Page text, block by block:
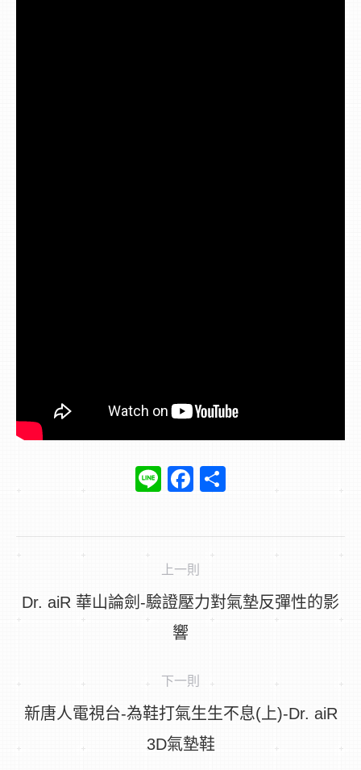
LineFacebook
文
導
上一則
篇
文
章：
Dr. aiR 華山論劍-驗證壓力對氣墊反彈性的影
響
下一則
新唐人電視台-為鞋打氣生生不息(上)-Dr. aiR
3D氣墊鞋